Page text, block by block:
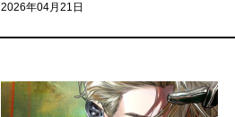
2026年04月21日